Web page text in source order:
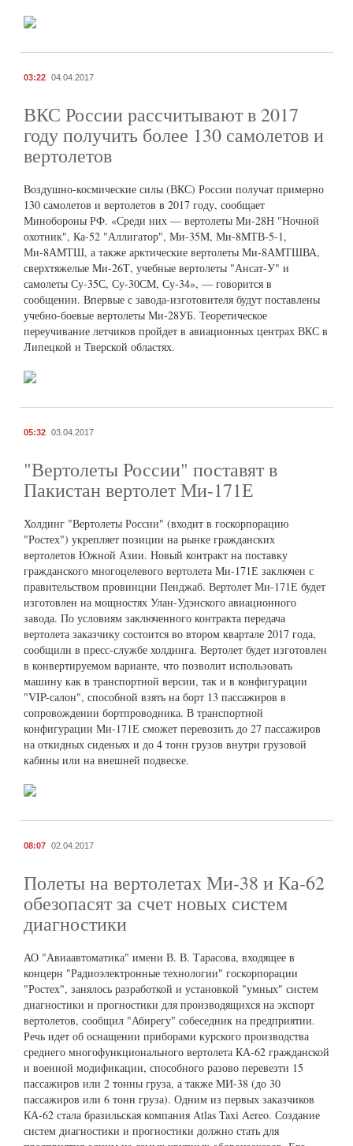
03:22 04.04.2017
ВКС России рассчитывают в 2017
году получить более 130 самолетов и
вертолетов
Воздушно-космические силы (ВКС) России получат примерно
130 самолетов и вертолетов в 2017 году, сообщает
Минобороны РФ. «Среди них — вертолеты Ми-28Н "Ночной
охотник", Ка-52 "Аллигатор", Ми-35М, Ми-8МТВ-5-1,
Ми-8АМТШ, а также арктические вертолеты Ми-8АМТШВА,
сверхтяжелые Ми-26Т, учебные вертолеты "Ансат-У" и
самолеты Су-35С, Су-30СМ, Су-34», — говорится в
сообщении. Впервые с завода-изготовителя будут поставлены
учебно-боевые вертолеты Ми-28УБ. Теоретическое
переучивание летчиков пройдет в авиационных центрах ВКС в
Липецкой и Тверской областях.
05:32 03.04.2017
"Вертолеты России" поставят в
Пакистан вертолет Ми-171Е
Холдинг "Вертолеты России" (входит в госкорпорацию
"Ростех") укрепляет позиции на рынке гражданских
вертолетов Южной Азии. Новый контракт на поставку
гражданского многоцелевого вертолета Ми-171Е заключен с
правительством провинции Пенджаб. Вертолет Ми-171Е будет
изготовлен на мощностях Улан-Удэнского авиационного
завода. По условиям заключенного контракта передача
вертолета заказчику состоится во втором квартале 2017 года,
сообщили в пресс-службе холдинга. Вертолет будет изготовлен
в конвертируемом варианте, что позволит использовать
машину как в транспортной версии, так и в конфигурации
"VIP-салон", способной взять на борт 13 пассажиров в
сопровождении бортпроводника. В транспортной
конфигурации Ми-171Е сможет перевозить до 27 пассажиров
на откидных сиденьях и до 4 тонн грузов внутри грузовой
кабины или на внешней подвеске.
08:07 02.04.2017
Полеты на вертолетах Ми-38 и Ка-62
обезопасят за счет новых систем
диагностики
АО "Авиаавтоматика" имени В. В. Тарасова, входящее в
концерн "Радиоэлектронные технологии" госкорпорации
"Ростех", занялось разработкой и установкой "умных" систем
диагностики и прогностики для производящихся на экспорт
вертолетов, сообщил "Абирегу" собеседник на предприятии.
Речь идет об оснащении приборами курского производства
среднего многофункционального вертолета КА-62 гражданской
и военной модификации, способного разово перевезти 15
пассажиров или 2 тонны груза, а также МИ-38 (до 30
пассажиров или 6 тонн груза). Одним из первых заказчиков
КА-62 стала бразильская компания Atlas Taxi Aereo. Создание
систем диагностики и прогностики должно стать для